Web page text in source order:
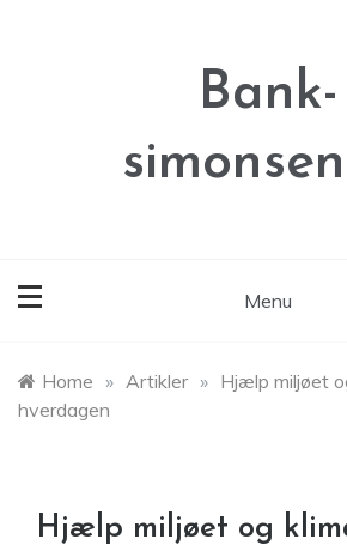
Bank-
Menu
Home » Artikler » Hjælp miljøet
hverdagen
Hjælp miljøet og